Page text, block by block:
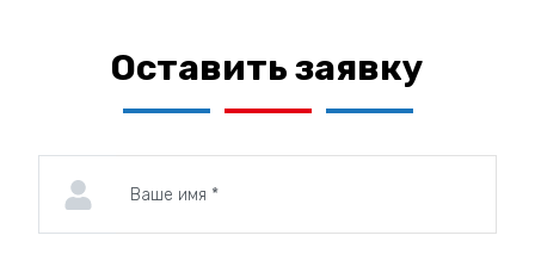
Оставить заявку